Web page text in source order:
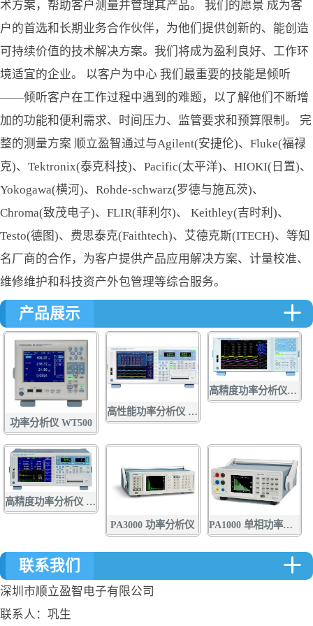
术方案，帮助客户测量并管理其产品。 我们的愿景 成为客
户的首选和长期业务合作伙伴，为他们提供创新的、能创造
可持续价值的技术解决方案。我们将成为盈利良好、工作环
境适宜的企业。 以客户为中心 我们最重要的技能是倾听
——倾听客户在工作过程中遇到的难题，以了解他们不断增
加的功能和便利需求、时间压力、监管要求和预算限制。 完
整的测量方案 顺立盈智通过与Agilent(安捷伦)、Fluke(福禄
克)、Tektronix(泰克科技)、Pacific(太平洋)、HIOKI(日置)、
Yokogawa(横河)、Rohde-schwarz(罗德与施瓦茨)、
Chroma(致茂电子)、FLIR(菲利尔)、 Keithley(吉时利)、
Testo(德图)、费思泰克(Faithtech)、艾德克斯(ITECH)、等知
名厂商的合作，为客户提供产品应用解决方案、计量校准、
维修维护和科技资产外包管理等综合服务。
产品展示
功率分析仪 WT500
高性能功率分析仪 WT1800E系列
高精度功率分析仪WT5000
高精度功率分析仪 WT3000E
PA3000 功率分析仪 PA1000 单相功率分析仪
联系我们
深圳市顺立盈智电子有限公司
联系人：巩生